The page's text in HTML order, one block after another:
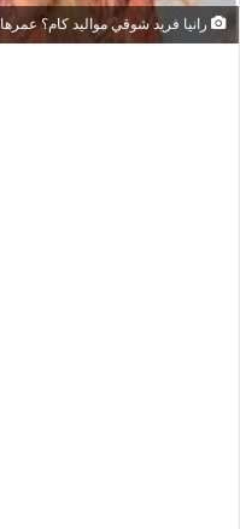
رانيا فريد شوقي مواليد كام؟ عمرها